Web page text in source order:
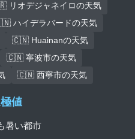
リオデジャネイロの天気
ハイデラバードの天気
🇨🇳 Huainanの天気
🇨🇳 寧波市の天気
🇨🇳 西寧市の天気
値
暑い都市